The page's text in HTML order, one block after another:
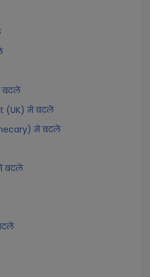
बदलें
(UK) में बदलें
में बदलें
बदलें